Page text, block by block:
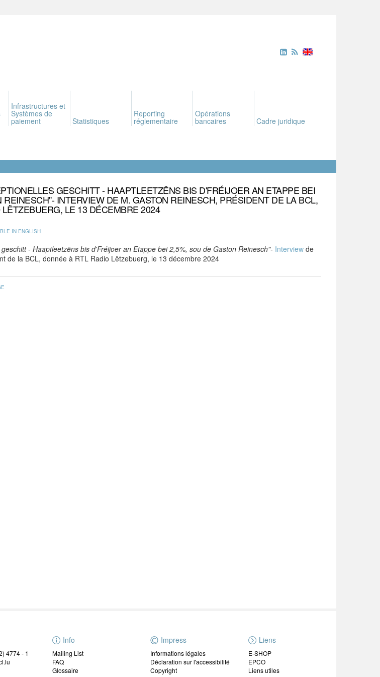
Infrastructures et
Systèmes de
paiement Statistiques
Reporting
réglementaire
Opérations
bancaires Cadre juridique
GESCHITT - HAAPTLEETZËNS BIS D'FRÉIJOER AN ETAPPE BEI
INTERVIEW DE M. GASTON REINESCH, PRÉSIDENT DE LA BCL,
LE 13 DÉCEMBRE 2024
IN ENGLISH
- Haaptleetzëns bis d'Fréijoer an Etappe bei 2,5%, sou de Gaston Reinesch"- Interview de
de la BCL, donnée à RTL Radio Lëtzebuerg, le 13 décembre 2024
4774 - 1
Info
Mailing List
FAQ
Glossaire
Impress
Informations légales
Déclaration sur l'accessibilité
Copyright
Liens
E-SHOP
EPCO
Liens utiles